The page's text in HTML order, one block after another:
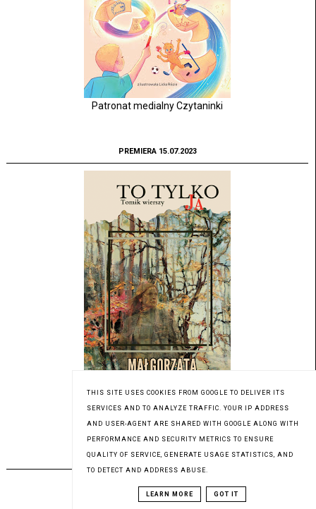
Patronat medialny Czytaninki
PREMIERA 15.07.2023
Patronat medialny Czytaninki
PREMIERA 12.07.2023
THIS SITE USES COOKIES FROM GOOGLE TO DELIVER ITS
SERVICES AND TO ANALYZE TRAFFIC. YOUR IP ADDRESS
AND USER-AGENT ARE SHARED WITH GOOGLE ALONG WITH
PERFORMANCE AND SECURITY METRICS TO ENSURE
QUALITY OF SERVICE, GENERATE USAGE STATISTICS, AND
TO DETECT AND ADDRESS ABUSE.
LEARN MORE GOT IT